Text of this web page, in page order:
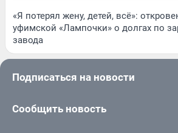
«Я потерял жену, детей, всё»:
уфимской «Лампочки» о долгах по
завода
Подписаться на новости
Сообщить новость